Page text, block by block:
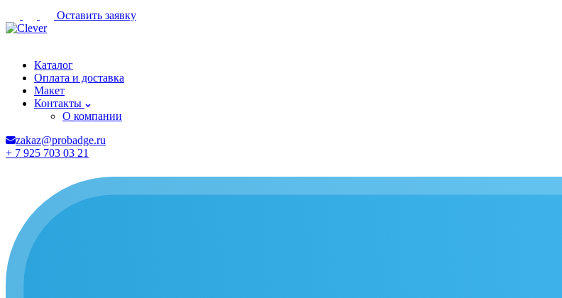
Оставить заявку
Каталог
Оплата и доставка
Макет
Контакты
О компании
zakaz@probadge.ru
+ 7 925 703 03 21